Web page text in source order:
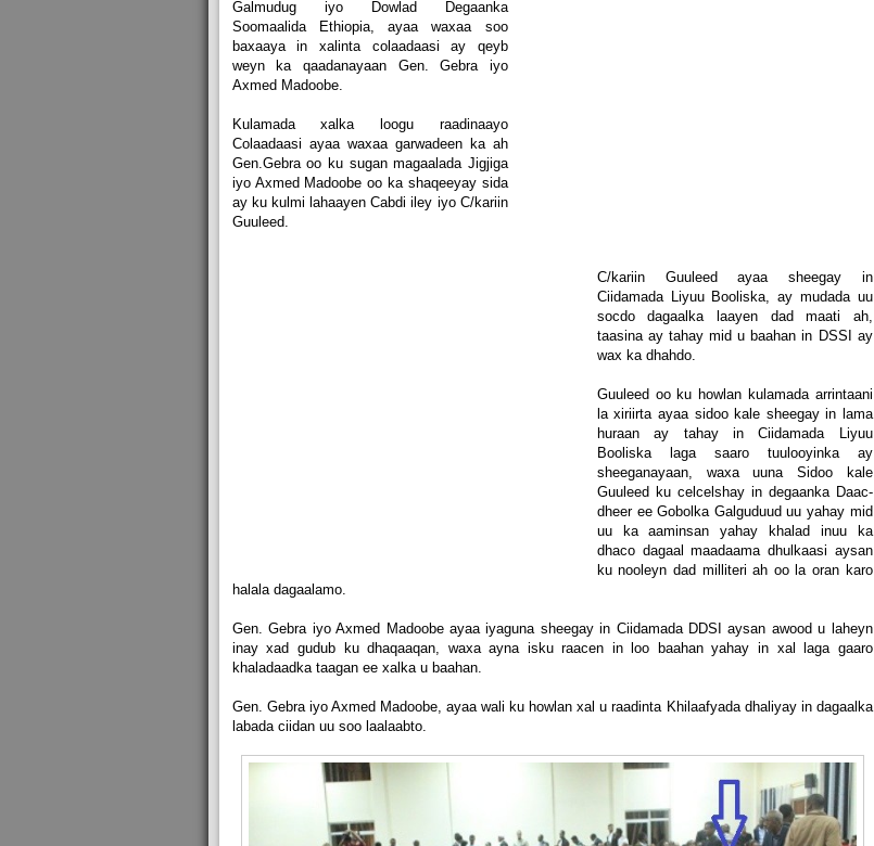
Galmudug iyo Dowlad Degaanka
Soomaalida Ethiopia, ayaa waxaa soo
baxaaya in xalinta colaadaasi ay qeyb
weyn ka qaadanayaan Gen. Gebra iyo
Axmed Madoobe.
Kulamada xalka loogu raadinaayo
Colaadaasi ayaa waxaa garwadeen ka ah
Gen.Gebra oo ku sugan magaalada Jigjiga
iyo Axmed Madoobe oo ka shaqeeyay sida
ay ku kulmi lahaayen Cabdi iley iyo C/kariin
Guuleed.
C/kariin Guuleed ayaa sheegay in
Ciidamada Liyuu Booliska, ay mudada uu
socdo dagaalka laayen dad maati ah,
taasina ay tahay mid u baahan in DSSI ay
wax ka dhahdo.
Guuleed oo ku howlan kulamada arrintaani
la xiriirta ayaa sidoo kale sheegay in lama
huraan ay tahay in Ciidamada Liyuu
Booliska laga saaro tuulooyinka ay
sheeganayaan, waxa uuna Sidoo kale
Guuleed ku celcelshay in degaanka Daac-
dheer ee Gobolka Galguduud uu yahay mid
uu ka aaminsan yahay khalad inuu ka
dhaco dagaal maadaama dhulkaasi aysan
ku nooleyn dad milliteri ah oo la oran karo
halala dagaalamo.
Gen. Gebra iyo Axmed Madoobe ayaa iyaguna sheegay in Ciidamada DDSI aysan awood u laheyn
inay xad gudub ku dhaqaaqan, waxa ayna isku raacen in loo baahan yahay in xal laga gaaro
khaladaadka taagan ee xalka u baahan.
Gen. Gebra iyo Axmed Madoobe, ayaa wali ku howlan xal u raadinta Khilaafyada dhaliyay in dagaalka
labada ciidan uu soo laalaabto.